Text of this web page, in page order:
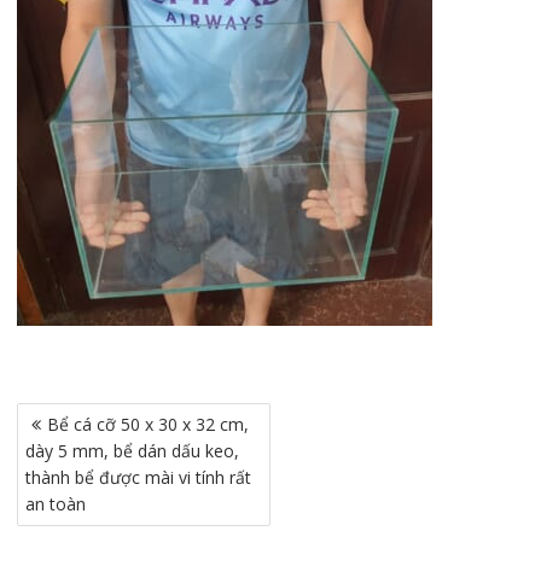
Điều
hướng
bài
viết
Bể cá cỡ 50 x 30 x 32 cm,
dày 5 mm, bể dán dấu keo,
thành bể được mài vi tính rất
an toàn